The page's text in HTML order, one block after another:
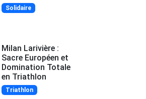
Solidaire
Milan Larivière :
Sacre Européen et
Domination Totale
en Triathlon
Triathlon